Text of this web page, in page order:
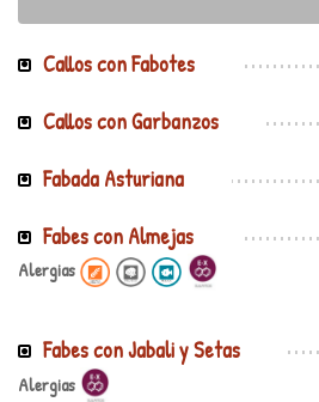
Callos con Fabotes
Callos con Garbanzos
Fabada Asturiana
Fabes con Almejas
Alergias
Fabes con Jabali y Setas
Alergias